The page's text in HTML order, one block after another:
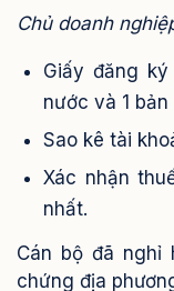
Chủ doanh
Giấy đăng
nước và 1
Sao kê tài
Xác nhận
nhất.
Cán bộ đã nghỉ
chứng địa